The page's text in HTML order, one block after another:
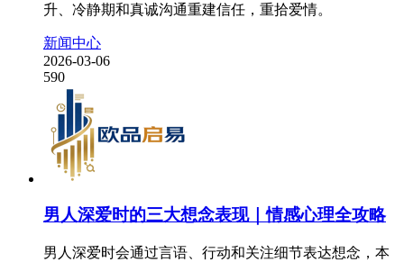
升、冷静期和真诚沟通重建信任，重拾爱情。
新闻中心
2026-03-06
590
男人深爱时的三大想念表现｜情感心理全攻略
男人深爱时会通过言语、行动和关注细节表达想念，本